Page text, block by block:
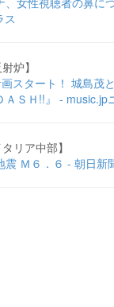
ス
炉】
スタート！ 城島茂
ＡＳＨ!!』 - music.jp
リア中部】
震 Ｍ６．６ - 朝日新